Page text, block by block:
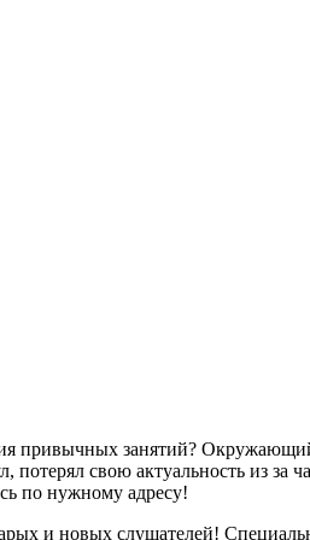
привычных занятий?
свою актуальность из за
по нужному адресу!
и новых слушателей!